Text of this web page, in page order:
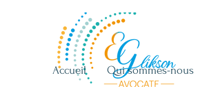
Accueil Qui sommes-nous